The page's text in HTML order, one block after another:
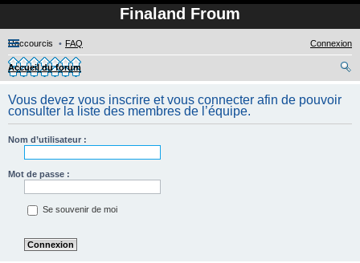
Finaland Froum
Raccourcis FAQ Connexion
Accueil du forum
her
ch
Vous devez vous inscrire et vous connecter afin de pouvoir
consulter la liste des membres de l’équipe.
Nom d’utilisateur :
Mot de passe :
Se souvenir de moi